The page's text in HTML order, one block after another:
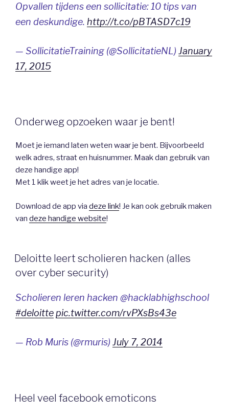
Opvallen tijdens een sollicitatie: 10 tips van
een deskundige. http://t.co/pBTASD7c19
— SollicitatieTraining (@SollicitatieNL) January
17, 2015
Onderweg opzoeken waar je bent!
Moet je iemand laten weten waar je bent. Bijvoorbeeld
welk adres, straat en huisnummer. Maak dan gebruik van
deze handige app!
Met 1 klik weet je het adres van je locatie.
Download de app via deze link! Je kan ook gebruik maken
van deze handige website!
Deloitte leert scholieren hacken (alles
over cyber security)
Scholieren leren hacken @hacklabhighschool
#deloitte pic.twitter.com/rvPXsBs43e
— Rob Muris (@rmuris) July 7, 2014
Heel veel facebook emoticons